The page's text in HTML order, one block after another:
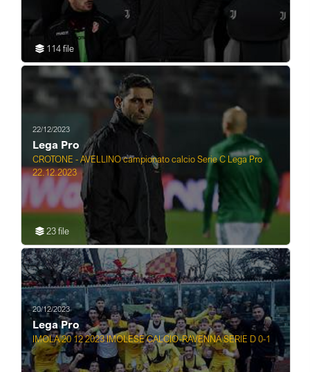
114 file
22/12/2023
Lega Pro
CROTONE - AVELLINO campionato calcio Serie C Lega Pro
22.12.2023
23 file
20/12/2023
Lega Pro
IMOLA 20 12 2023 IMOLESE CALCIO-RAVENNA SERIE D 0-1